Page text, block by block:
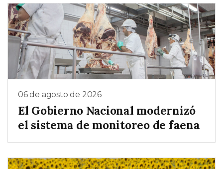
06 de agosto de 2026
El Gobierno Nacional modernizó
el sistema de monitoreo de faena